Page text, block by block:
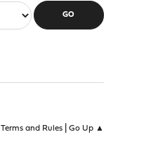
Terms and Rules| Go Up ▲